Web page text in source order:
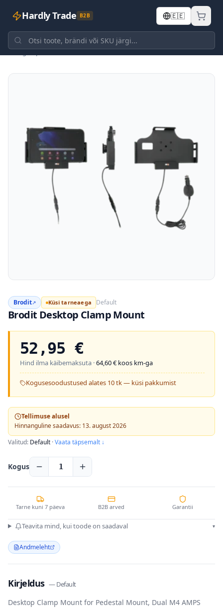
Hardly Trade B2B 🇪🇪
Tagasi poodi
Brodit↗ Küsi tarneaega Default
Brodit Desktop Clamp Mount
52,95 €
Hind ilma käibemaksuta ·64,60€ koos km-ga
Kogusesoodustused alates 10 tk — küsi pakkumist
Tellimuse alusel
Hinnanguline saadavus: 13. august 2026
Valitud: Default ·Vaata täpsemalt ↓
Kogus 1
Tarne kuni 7 päeva B2B arved Garantii
Teavita mind, kui toode on saadaval ▾
Andmeleht
Kirjeldus —Default
Desktop Clamp Mount for Pedestal Mount, Dual M4 AMPS